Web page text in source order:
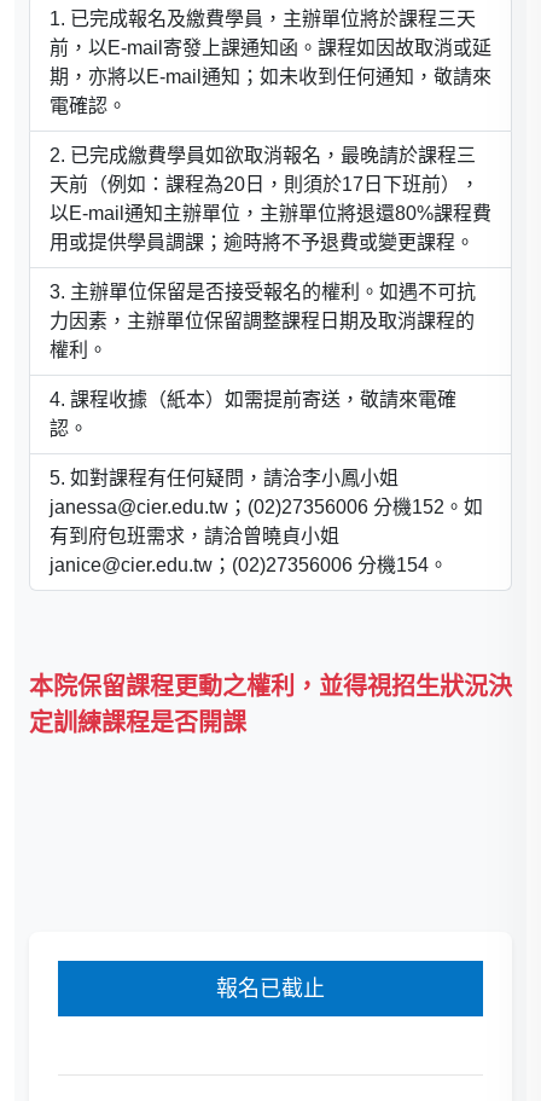
已完成報名及繳費學員，主辦單位將於課程三天
前，以E-mail寄發上課通知函。課程如因故取消或延
期，亦將以E-mail通知；如未收到任何通知，敬請來
電確認。
已完成繳費學員如欲取消報名，最晚請於課程三
天前（例如：課程為20日，則須於17日下班前），
以E-mail通知主辦單位，主辦單位將退還80%課程費
用或提供學員調課；逾時將不予退費或變更課程。
主辦單位保留是否接受報名的權利。如遇不可抗
力因素，主辦單位保留調整課程日期及取消課程的
權利。
課程收據（紙本）如需提前寄送，敬請來電確
認。
如對課程有任何疑問，請洽李小鳳小姐
janessa@cier.edu.tw；(02)27356006 分機152。如
有到府包班需求，請洽曾曉貞小姐
janice@cier.edu.tw；(02)27356006 分機154。
本院保留課程更動之權利，並得視招生狀況決
定訓練課程是否開課
報名已截止